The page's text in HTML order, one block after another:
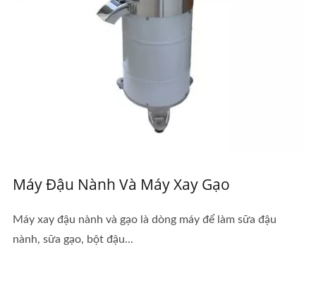
Máy Đậu Nành Và Máy Xay Gạo
Máy xay đậu nành và gạo là dòng máy để làm sữa đậu
nành, sữa gạo, bột đậu...